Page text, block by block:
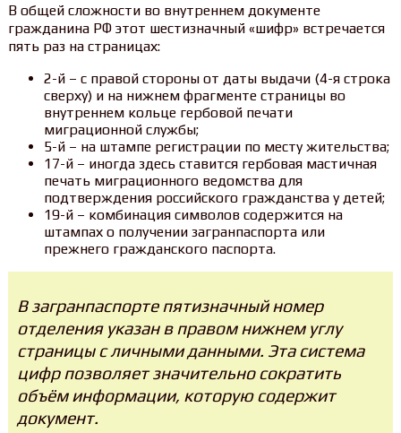
В общей сложности во внутреннем документе
гражданина РФ этот шестизначный «шифр» встречается
пять раз на страницах:
2-й – с правой стороны от даты выдачи (4-я строка
сверху) и на нижнем фрагменте страницы во
внутреннем кольце гербовой печати
миграционной службы;
5-й – на штампе регистрации по месту жительства;
17-й – иногда здесь ставится гербовая мастичная
печать миграционного ведомства для
подтверждения российского гражданства у детей;
19-й – комбинация символов содержится на
штампах о получении загранпаспорта или
прежнего гражданского паспорта.
В загранпаспорте пятизначный номер
отделения указан в правом нижнем углу
страницы с личными данными. Эта система
цифр позволяет значительно сократить
объём информации, которую содержит
документ.